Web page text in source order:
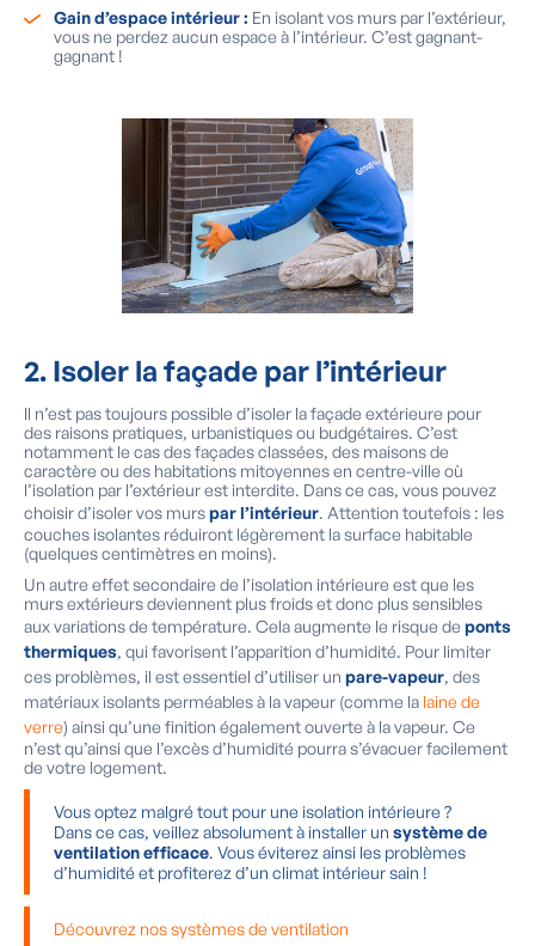
Gain d’espace intérieur : En isolant vos murs par l’extérieur,
vous ne perdez aucun espace à l’intérieur. C’est gagnant-
gagnant !
2. Isoler la façade par l’intérieur
Il n’est pas toujours possible d’isoler la façade extérieure pour
des raisons pratiques, urbanistiques ou budgétaires. C’est
notamment le cas des façades classées, des maisons de
caractère ou des habitations mitoyennes en centre-ville où
l’isolation par l’extérieur est interdite. Dans ce cas, vous pouvez
choisir d’isoler vos murspar l’intérieur. Attention toutefois : les
couches isolantes réduiront légèrement la surface habitable
(quelques centimètres en moins).
Un autre effet secondaire de l’isolation intérieure est que les
murs extérieurs deviennent plus froids et donc plus sensibles
aux variations de température. Cela augmente le risque de ponts
thermiques, qui favorisent l’apparition d’humidité. Pour limiter
ces problèmes, il est essentiel d’utiliser un pare-vapeur, des
matériaux isolants perméables à la vapeur (comme la laine de
verre) ainsi qu’une finition également ouverte à la vapeur. Ce
n’est qu’ainsi que l’excès d’humidité pourra s’évacuer facilement
de votre logement.
Vous optez malgré tout pour une isolation intérieure ?
Dans ce cas, veillez absolument à installer un système de
ventilation efficace. Vous éviterez ainsi les problèmes
d’humidité et profiterez d’un climat intérieur sain !
Découvrez nos systèmes de ventilation